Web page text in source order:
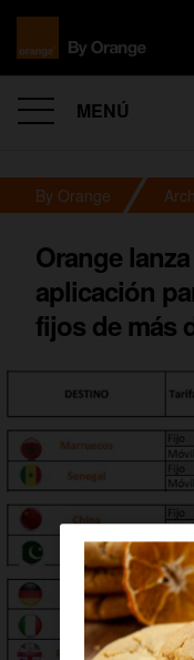
MENÚ
By Orange
Orange
aplicación
fijos de más